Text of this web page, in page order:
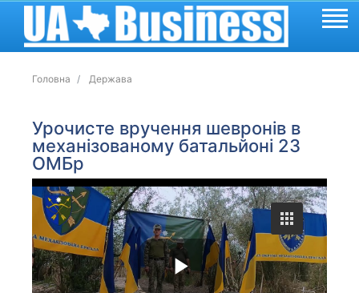
Головна Держава
Урочисте вручення шевронів в
механізованому батальйоні 23
ОМБр